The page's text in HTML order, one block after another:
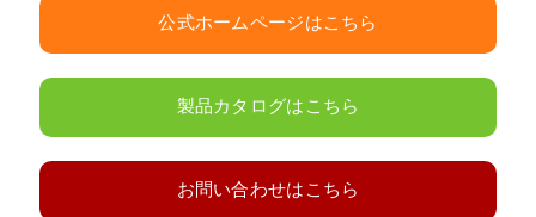
公式ホームページはこちら
製品カタログはこちら
お問い合わせはこちら